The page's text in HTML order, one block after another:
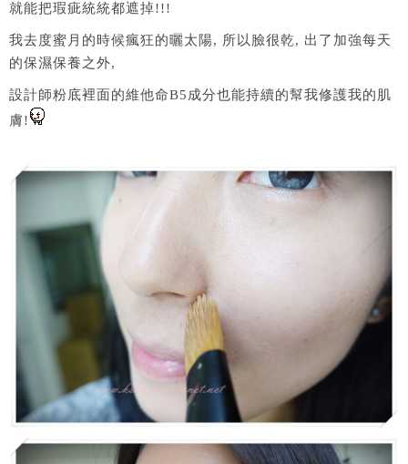
就能把瑕疵統統都遮掉!!!
我去度蜜月的時候瘋狂的曬太陽, 所以臉很乾, 出了加強每天
的保濕保養之外,
設計師粉底裡面的維他命B5成分也能持續的幫我修護我的肌
膚!